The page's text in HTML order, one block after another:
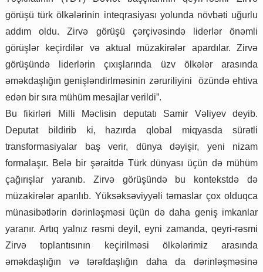
görüşü türk ölkələrinin inteqrasiyası yolunda növbəti uğurlu
addım oldu. Zirvə görüşü çərçivəsində liderlər önəmli
görüşlər keçirdilər və aktual müzakirələr apardılar. Zirvə
görüşündə liderlərin çıxışlarında üzv ölkələr arasında
əməkdaşlığın genişləndirlməsinin zəruriliyini özündə ehtiva
edən bir sıra mühüm mesajlar verildi”.
Bu fikirləri Milli Məclisin deputatı Samir Vəliyev deyib.
Deputat bildirib ki, hazırda qlobal miqyasda sürətli
transformasiyalar baş verir, dünya dəyişir, yeni nizam
formalaşır. Belə bir şəraitdə Türk dünyası üçün də mühüm
çağırışlar yaranıb. Zirvə görüşündə bu kontekstdə də
müzakirələr aparılıb. Yüksəksəviyyəli təmaslar çox olduqca
münasibətlərin dərinləşməsi üçün də daha geniş imkanlar
yaranır. Artıq yalnız rəsmi deyil, eyni zamanda, qeyri-rəsmi
Zirvə toplantısının keçirilməsi ölkələrimiz arasında
əməkdaşlığın və tərəfdaşlığın daha da dərinləşməsinə